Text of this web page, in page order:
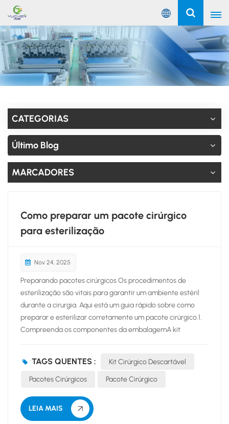
Português
English
Русский
Español
Português
عربي
CATEGORIAS
Último Blog
MARCADORES
Como preparar um pacote cirúrgico
para esterilização
Nov 24, 2025
Preparando pacotes cirúrgicos Os procedimentos de
esterilização são vitais para garantir um ambiente estéril
durante a cirurgia. Aqui está um guia rápido sobre como
preparar e esterilizar corretamente um pacote cirúrgico.1.
Compreenda os componentes da embalagemA kit
itens necessários para o procedimento específico estejam
incluídos.2. Limpe os instrumentosA limpeza completa dos
instrumentos aparentemente limpos podem conter
resíduos ou contaminantes. Utilize soluções de limpeza
TAGS QUENTES : Kit Cirúrgico Descartável
Pacotes Cirúrgicos Pacote Cirúrgico
LEIA MAIS